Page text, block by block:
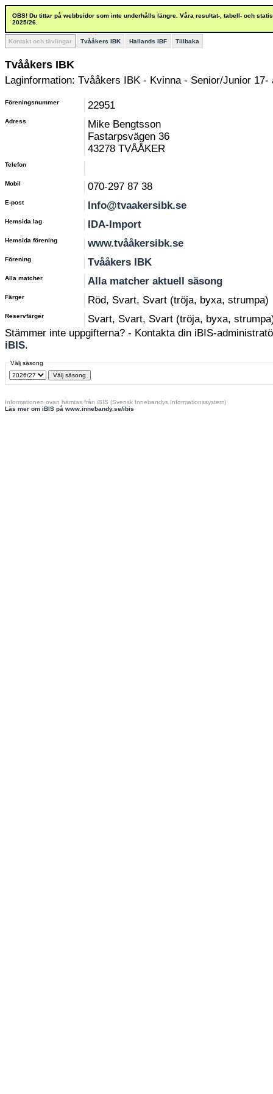
OBS! Du tittar på webbsidor som inte underhålls längre. Våra resultat-, tabell- och
2025/26.
Kontakt och tävlingar Tvååkers IBK Hallands IBF Tillbaka
Tvååkers IBK
Laginformation: Tvååkers IBK - Kvinna - Senior/Junior 17-
Föreningsnummer 22951
Adress
Mike Bengtsson
Fastarpsvägen 36
43278 TVÅÅKER
Telefon
Mobil 070-297 87 38
E-post Info@tvaakersibk.se
Hemsida lag IDA-Import
Hemsida förening www.tvååkersibk.se
Förening Tvååkers IBK
Alla matcher Alla matcher aktuell säsong
Färger Röd, Svart, Svart (tröja, byxa, strumpa)
Reservfärger
Svart, Svart, Svart (tröja, byxa,
Stämmer inte uppgifterna? - Kontakta din iBIS-
iBIS.
Välj säsong
Informationen ovan hämtas från iBIS (Svensk Innebandys Informationssystem)
Läs mer om iBIS på www.innebandy.se/ibis